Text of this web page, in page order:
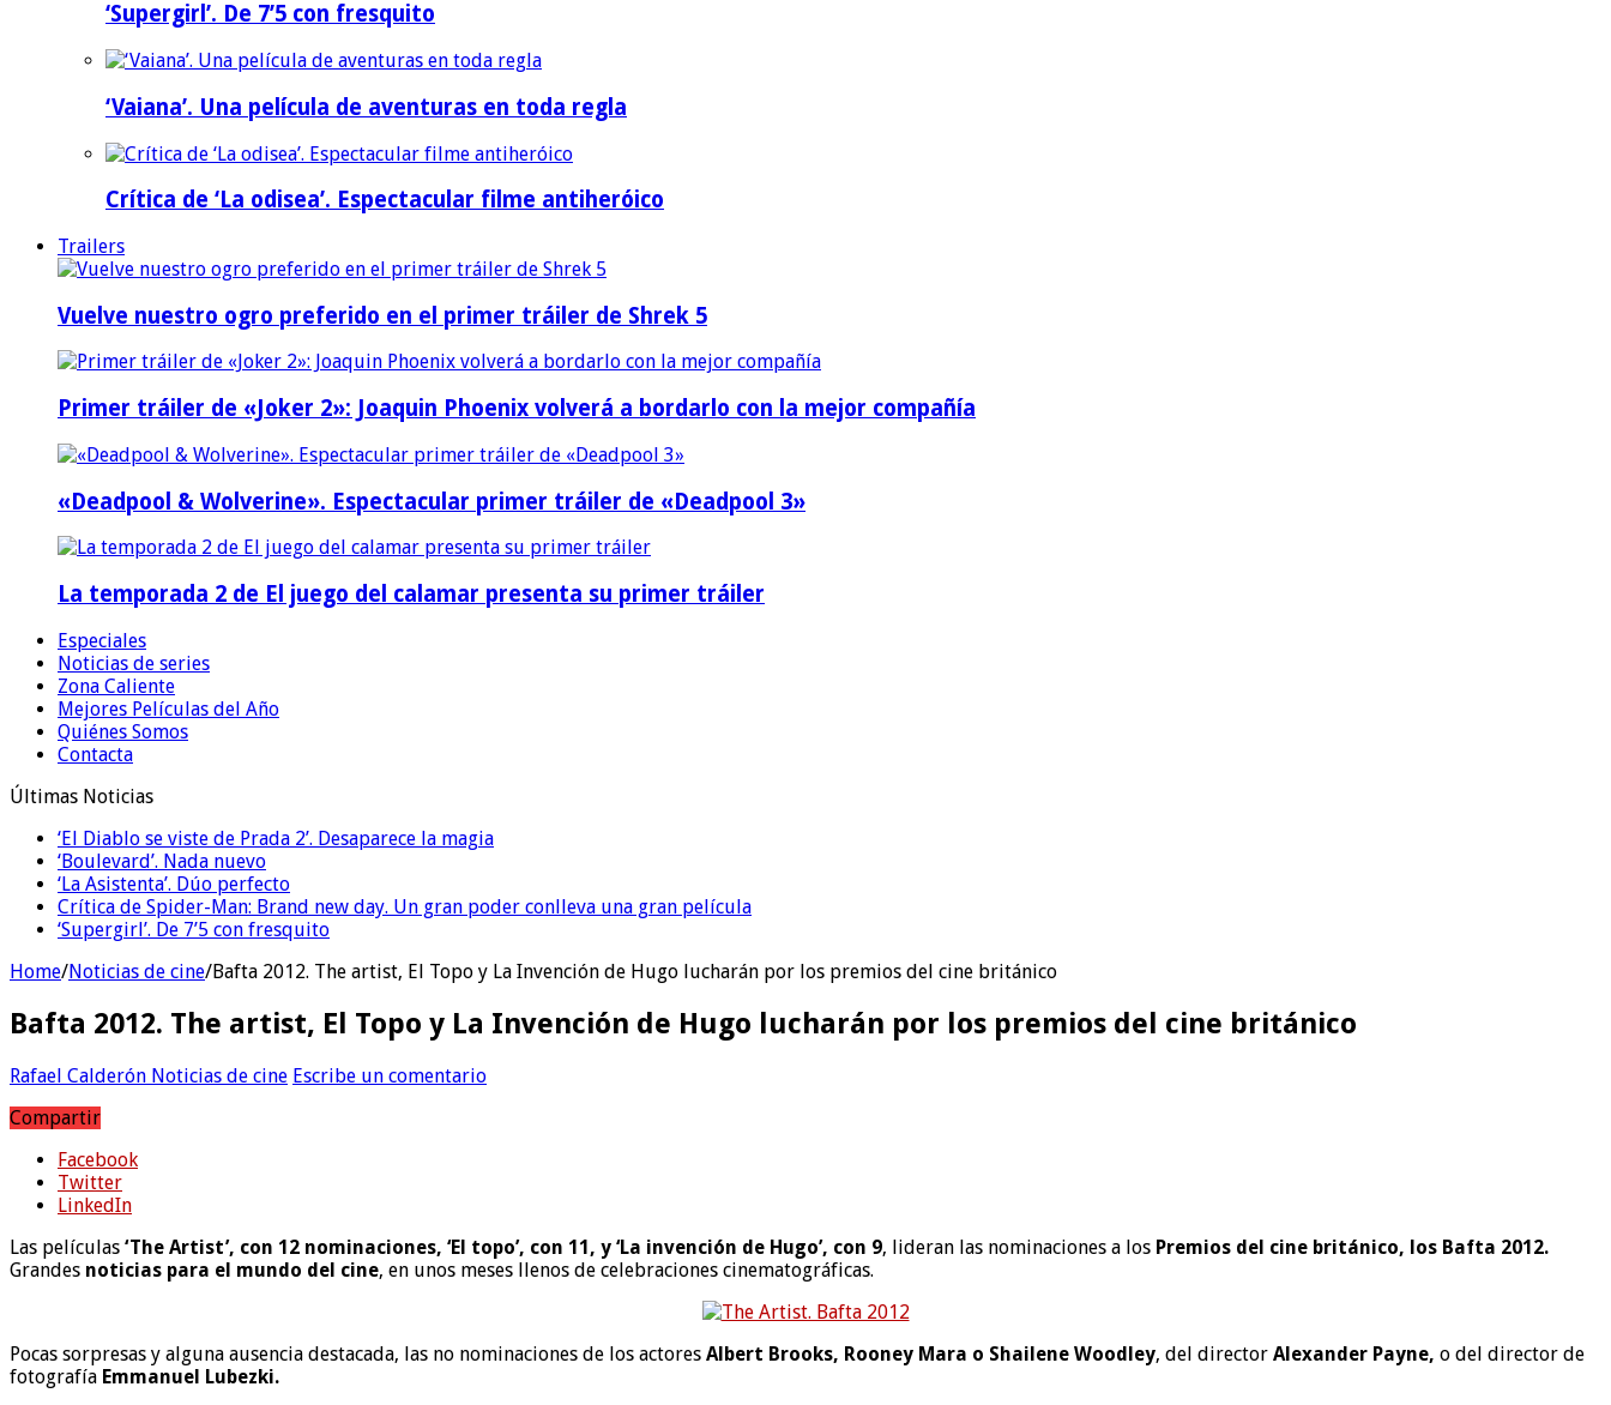
‘Supergirl’. De 7’5 con fresquito
‘Vaiana’. Una película de aventuras en toda regla
Crítica de ‘La odisea’. Espectacular filme antiheróico
Trailers
Vuelve nuestro ogro preferido en el primer tráiler de Shrek 5
Primer tráiler de «Joker 2»: Joaquin Phoenix volverá a bordarlo con la mejor compañía
«Deadpool & Wolverine». Espectacular primer tráiler de «Deadpool 3»
La temporada 2 de El juego del calamar presenta su primer tráiler
Especiales
Noticias de series
Zona Caliente
Mejores Películas del Año
Quiénes Somos
Contacta
Últimas Noticias
‘El Diablo se viste de Prada 2’. Desaparece la magia
‘Boulevard’. Nada nuevo
‘La Asistenta’. Dúo perfecto
Crítica de Spider-Man: Brand new day. Un gran poder conlleva una gran película
‘Supergirl’. De 7’5 con fresquito
Home/Noticias de cine/Bafta 2012. The artist, El Topo y La Invención de Hugo lucharán por los premios del cine británico
Bafta 2012. The artist, El Topo y La Invención de Hugo lucharán por los premios del cine británico
Rafael Calderón Noticias de cine Escribe un comentario
Compartir
Facebook
Twitter
LinkedIn
Las películas ‘The Artist’, con 12 nominaciones, ‘El topo’, con 11, y ‘La invención de Hugo’, con 9, lideran las nominaciones a los Premios del cine británico, los Bafta 2012.
Grandes noticias para el mundo del cine, en unos meses llenos de celebraciones cinematográficas.
Pocas sorpresas y alguna ausencia destacada, las no nominaciones de los actores Albert Brooks, Rooney Mara o Shailene Woodley, del director Alexander Payne, o del director de
fotografía Emmanuel Lubezki.